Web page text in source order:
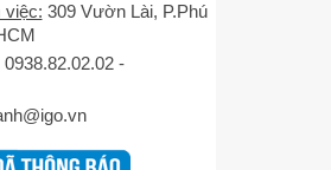
việc: 309 Vườn Lài, P.Phú
-